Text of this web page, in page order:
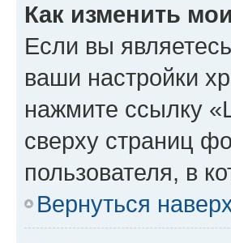
Как изменить
Если вы
ваши настройки
нажмите ссылку
сверху страниц
пользователя, в
Вернуться